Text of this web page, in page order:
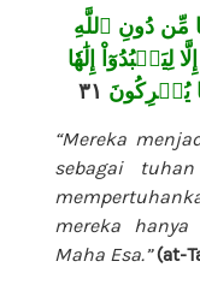
مِّن دُونِ ٱللَّهِ
لِيَعۡبُدُوٓاْ إِلَٰهٗا
يُشۡرِكُونَ
“Mereka
sebagai
mereka
Maha Esa.” (at-